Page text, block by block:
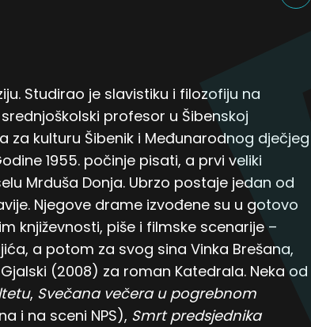
Studirao je slavistiku i filozofiju na
profesor u Šibenskoj
kulturu Šibenik i Međunarodnog dječjeg
1955. počinje pisati, a prvi veliki
Mrduša Donja. Ubrzo postaje jedan od
Njegove drame izvođene su u gotovo
književnosti, piše i filmske scenarije –
a potom za svog sina Vinka Brešana,
(2008) za roman Katedrala. Neka od
, Svečana večera u pogrebnom
i na sceni NPS), Smrt predsjednika